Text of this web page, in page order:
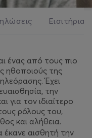
Εισιτήρια
ένας από τους πιο
ηθοποιούς της
Έχει
την
για τον ιδιαίτερο
ρόλους του,
και αλήθεια.
έκανε αισθητή την